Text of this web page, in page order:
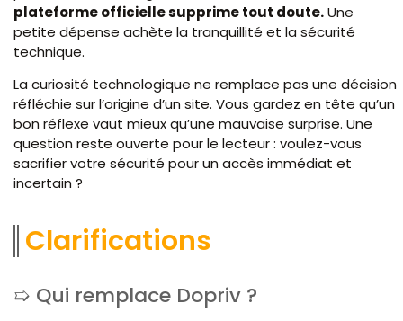
plateforme officielle supprime tout doute.Une
petite dépense achète la tranquillité et la sécurité
technique.
La curiosité technologique ne remplace pas une décision
réfléchie sur l’origine d’un site. Vous gardez en tête qu’un
bon réflexe vaut mieux qu’une mauvaise surprise. Une
question reste ouverte pour le lecteur : voulez-vous
sacrifier votre sécurité pour un accès immédiat et
incertain ?
Clarifications
Qui remplace Dopriv ?